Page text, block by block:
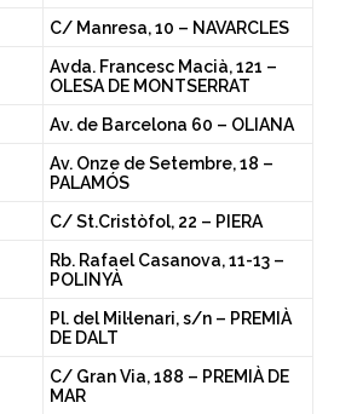
C/ Manresa, 10 – NAVARCLES
Avda. Francesc Macià, 121 –
OLESA DE MONTSERRAT
Av. de Barcelona 60 – OLIANA
Av. Onze de Setembre, 18 –
PALAMÓS
C/ St.Cristòfol, 22 – PIERA
Rb. Rafael Casanova, 11-13 –
POLINYÀ
Pl. del Mil·lenari, s/n – PREMIÀ
DE DALT
C/ Gran Via, 188 – PREMIÀ DE
MAR